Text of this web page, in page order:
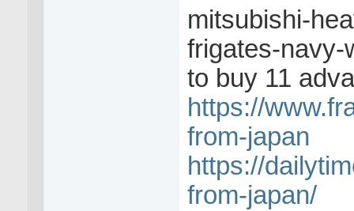
mitsubishi-
frigates-navy-
to buy 11
https://
from-japan
https://
from-japan/